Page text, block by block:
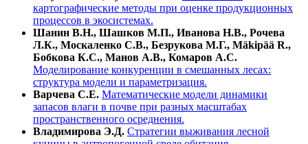
картографические методы при оценке продукционных
процессов в экосистемах.
Шанин В.Н., Шашков М.П., Иванова Н.В., Рочева
Л.К., Москаленко С.В., Безрукова М.Г., Mäkipää R.,
Бобкова К.С., Манов А.В., Комаров А.С.
Моделирование конкуренции в смешанных лесах:
структура модели и параметризация.
Варчева С.Е. Математические модели динамики
запасов влаги в почве при разных масштабах
пространственного осреднения.
Владимирова Э.Д. Стратегии выживания лесной